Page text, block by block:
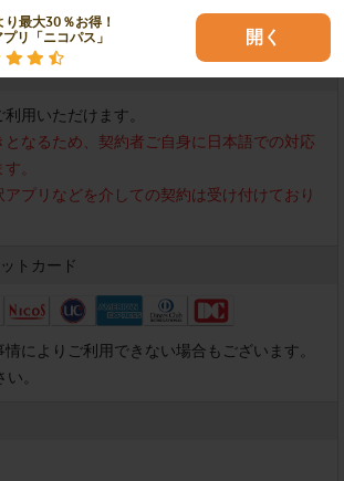
り最大30％お得！
リ「ニコパス」
開く
用いただけます。
となるため、契約者ご自身に日本語での対応
。
プリなどを介しての契約は受け付けており
トカード
情によりご利用できない場合もございます。
。